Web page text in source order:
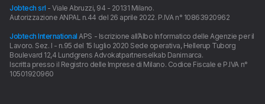
Jobtech srl - Viale Abruzzi, 94 - 20131 Milano.
Autorizzazione ANPAL n.44 del 26 aprile 2022. P.IVA n° 10863920962
Jobtech International APS - Iscrizione all’Albo Informatico delle Agenzie per il
Lavoro. Sez. I - n.95 del 15 luglio 2020 Sede operativa, Hellerup Tuborg
Boulevard 12,4 Lundgrens Advokatpartnerselkab Danimarca.
Iscritta presso il Registro delle Imprese di Milano. Codice Fiscale e P.IVA n°
10501920960